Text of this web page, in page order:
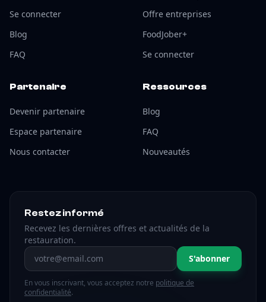
Se connecter
Blog
FAQ
Offre entreprises
FoodJober+
Se connecter
Partenaire
Devenir partenaire
Espace partenaire
Nous contacter
Ressources
Blog
FAQ
Nouveautés
Restez informé
Recevez les dernières offres et actualités de la
restauration.
Adresse email S'abonner
En vous inscrivant, vous acceptez notre politique de
confidentialité.